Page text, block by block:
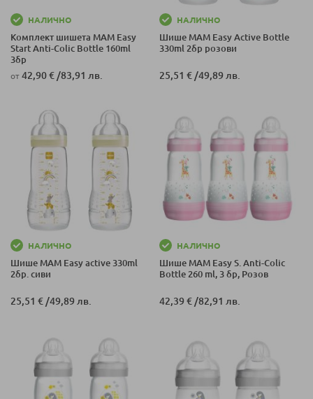
НАЛИЧНО
Комплект шишета MAM Easy
Start Anti-Colic Bottle 160ml
3бр
от 42,90 €/83,91 лв.
НАЛИЧНО
Шише MAM Easy Active Bottle
330ml 2бр розови
25,51 €/49,89 лв.
НАЛИЧНО
Шише MAM Easy active 330ml
2бр. сиви
25,51 € /49,89 лв.
НАЛИЧНО
Шише MAM Easy S. Anti-Colic
Bottle 260 ml, 3 бр, Розов
42,39 € /82,91 лв.